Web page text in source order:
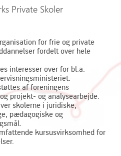
Private Skoler
for frie og private
fordelt over hele
interesser over for bl.a.
af foreningens
projekt- og analysearbejde.
skolerne i juridiske,
pædagogiske og
kursusvirksomhed for